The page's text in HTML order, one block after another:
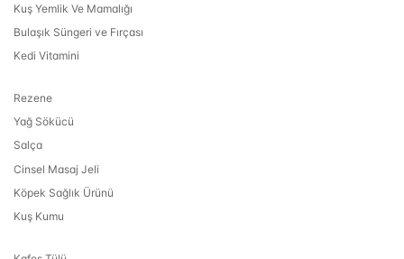
Kuş Yemlik Ve Mamalığı
Bulaşık Süngeri ve Fırçası
Kedi Vitamini
Rezene
Yağ Sökücü
Salça
Cinsel Masaj Jeli
Köpek Sağlık Ürünü
Kuş Kumu